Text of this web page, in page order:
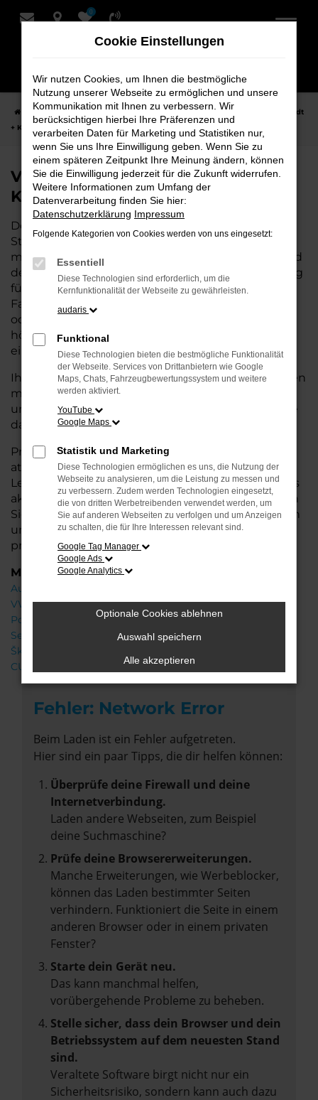
Zum
0
Startseite Stuhr VW VW Polo
VW Polo Neuwagen bei Schmidt
+ Koch für Stuhr
VW Polo Neuwagen bei Schmidt +
Koch für Stuhr
Der VW Polo ist die perfekte Wahl für alle, die für
Stuhr einen Neuwagen suchen. Mit seiner
modernen Technik, seinem effizienten Antrieb und
dem stilvollen Design ist der Polo die ideale Lösung
für jeden, der ein zuverlässiges und komfortables
Fahrzeug möchte. Egal, ob für den Stadtverkehr
oder längere Fahrten – der Polo bietet Ihnen
höchsten Fahrkomfort, innovative Features und
eine herausragende Wirtschaftlichkeit.
Ihr VW Autohaus in der Nähe von Stuhr steht Ihnen
mit einer breiten Auswahl an Neuwagen zur Seite
und bietet Ihnen umfassende
, damit Sie
das für Sie passende Fahrzeug finden.
Profitieren Sie von zusätzlichen Services wie
attraktiven Finanzierungsmöglichkeiten,
Leasingangeboten und der Inzahlungnahme Ihres
aktuellen Fahrzeugs. Besuchen Sie uns und lassen
Sie sich von unseren Experten beraten – wir freuen
uns, Ihnen den perfekten Neuwagen zu
präsentieren!
Marken
Audi
VW
Porsche
Seat
Škoda
CUPRA
Fehler: Network Error
Beim Laden ist ein Fehler aufgetreten.
Hier sind ein paar Tipps, die dir helfen können:
Überprüfe deine Firewall und deine
Internetverbindung.
Laden andere Webseiten, zum Beispiel
deine Suchmaschine?
Prüfe deine Browsererweiterungen.
Manche Erweiterungen, wie Werbeblocker,
können das Laden bestimmter Seiten
verhindern. Funktioniert die Seite in einem
anderen Browser oder in einem privaten
Fenster?
Starte dein Gerät neu.
Das kann manchmal helfen,
vorübergehende Probleme zu beheben.
Stelle sicher, dass dein Browser und dein
Betriebssystem auf dem neuesten Stand
sind.
Veraltete Software birgt nicht nur ein
Sicherheitsrisiko, sondern kann auch dazu
Cookie Einstellungen
Wir nutzen Cookies, um Ihnen die bestmögliche
Nutzung unserer Webseite zu ermöglichen und unsere
Kommunikation mit Ihnen zu verbessern. Wir
berücksichtigen hierbei Ihre Präferenzen und
verarbeiten Daten für Marketing und Statistiken nur,
wenn Sie uns Ihre Einwilligung geben. Wenn Sie zu
einem späteren Zeitpunkt Ihre Meinung ändern, können
Sie die Einwilligung jederzeit für die Zukunft widerrufen.
Weitere Informationen zum Umfang der
Datenverarbeitung finden Sie hier:
Datenschutzerklärung Impressum
Folgende Kategorien von Cookies werden von uns eingesetzt:
Essentiell
Diese Technologien sind erforderlich, um die
Kernfunktionalität der Webseite zu gewährleisten.
audaris
Funktional
Diese Technologien bieten die bestmögliche Funktionalität
der Webseite. Services von Drittanbietern wie Google
Maps, Chats, Fahrzeugbewertungssystem und weitere
werden aktiviert.
YouTube
Google Maps
Statistik und Marketing
Diese Technologien ermöglichen es uns, die Nutzung der
Webseite zu analysieren, um die Leistung zu messen und
zu verbessern. Zudem werden Technologien eingesetzt,
die von dritten Werbetreibenden verwendet werden, um
Sie auf anderen Webseiten zu verfolgen und um Anzeigen
zu schalten, die für Ihre Interessen relevant sind.
Google Tag Manager
Google Ads
Google Analytics
Optionale Cookies ablehnen
Auswahl speichern
Alle akzeptieren